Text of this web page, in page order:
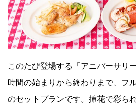
このたび登場する「アニバーサリ
時間の始まりから終わりまで、フ
のセットプランです。挿花で彩ら